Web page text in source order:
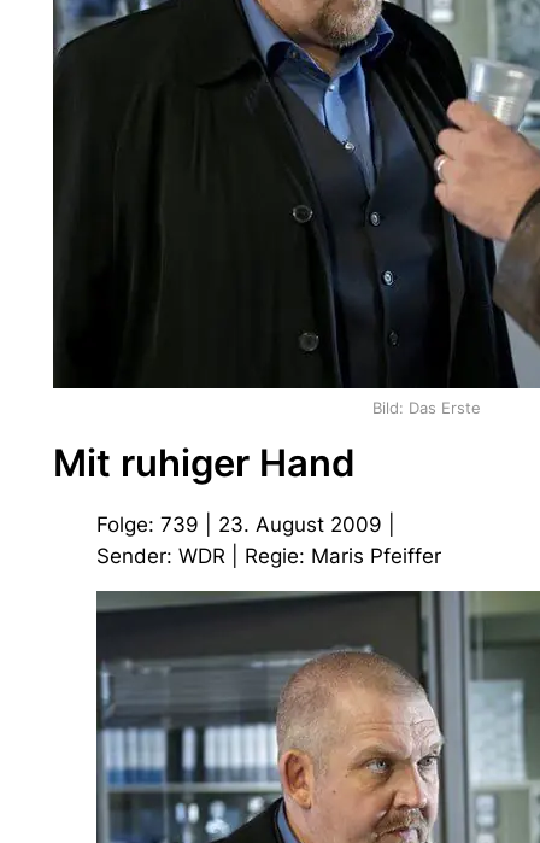
Bild: Das Erste
Mit ruhiger Hand
Folge: 739 | 23. August 2009 |
Sender: WDR | Regie: Maris Pfeiffer